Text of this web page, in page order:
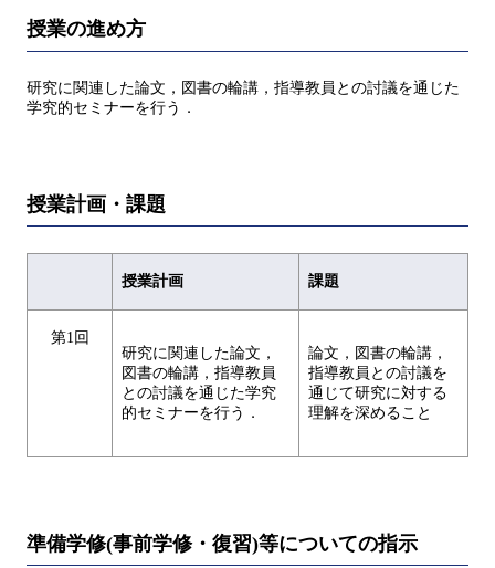
授業の進め方
研究に関連した論文，図書の輪講，指導教員との討議を通じた
学究的セミナーを行う．
授業計画・課題
授業計画 課題
第1回
研究に関連した論文，
図書の輪講，指導教員
との討議を通じた学究
的セミナーを行う．
論文，図書の輪講，
指導教員との討議を
通じて研究に対する
理解を深めること
準備学修(事前学修・復習)等についての指示